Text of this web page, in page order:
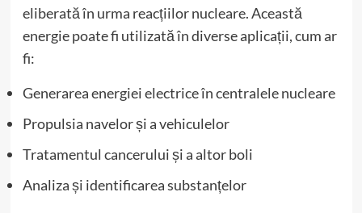
eliberată în urma reacțiilor nucleare. Această
energie poate fi utilizată în diverse aplicații, cum ar
fi:
Generarea energiei electrice în centralele nucleare
Propulsia navelor și a vehiculelor
Tratamentul cancerului și a altor boli
Analiza și identificarea substanțelor